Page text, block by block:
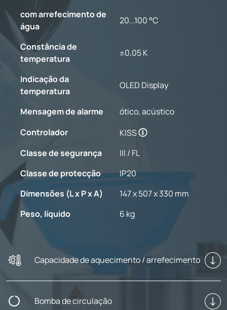
com arrefecimento de
água
20...100 °C
Constância de
temperatura
±0,05 K
Indicação da
temperatura
OLED Display
Mensagem de alarme
ótico, acústico
Controlador
KISS
Classe de segurança
III / FL
Classe de protecção
IP20
Dimensões (L x P x A)
147 x 507 x 330 mm
Peso, líquido
6 kg
Capacidade de aquecimento / arrefecimento
Bomba de circulação